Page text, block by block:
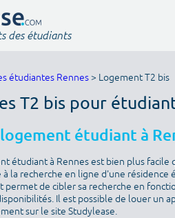
des étudiants
étudiantes Rennes > Logement T2 bis
T2 bis pour
étudiant à
étudiant à Rennes est bien plus facile
à la recherche en ligne d'une
permet de cibler sa recherche en
Il est possible de louer un
sur le site Studylease.